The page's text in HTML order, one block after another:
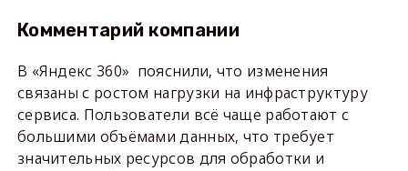
Комментарий компании
В «Яндекс 360» пояснили, что изменения
связаны с ростом нагрузки на инфраструктуру
сервиса. Пользователи всё чаще работают с
большими объёмами данных, что требует
значительных ресурсов для обработки и